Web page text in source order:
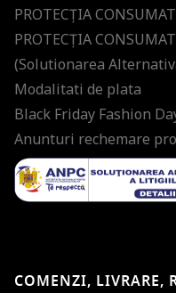
PROTECŢIA
PROTECŢIA
(Solutionarea
Modalitati de plata
Black Friday Fashion
Anunturi rechemare
COMENZI, LIVRARE,